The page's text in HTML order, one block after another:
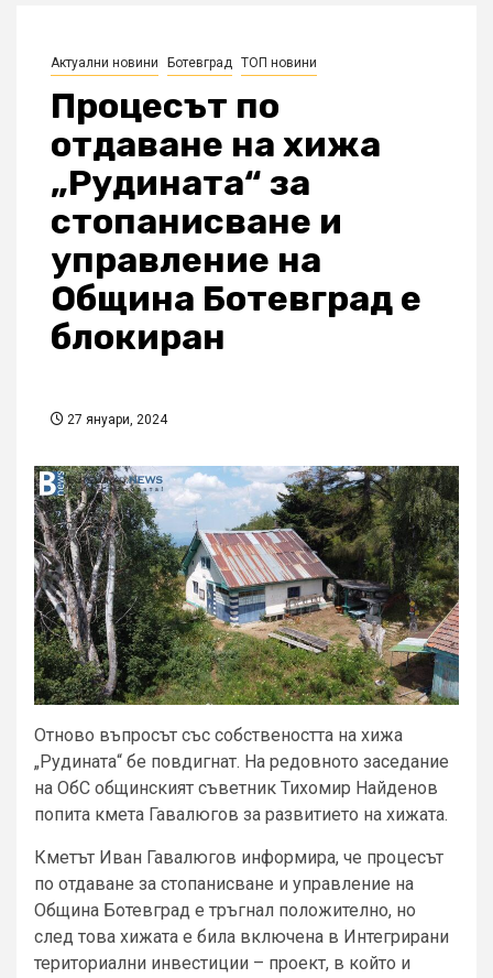
Актуални новини Ботевград ТОП новини
Процесът по
отдаване на хижа
„Рудината“ за
стопанисване и
управление на
Община Ботевград е
блокиран
27 януари, 2024
Отново въпросът със собствеността на хижа
„Рудината“ бе повдигнат. На редовното заседание
на ОбС общинският съветник Тихомир Найденов
попита кмета Гавалюгов за развитието на хижата.
Кметът Иван Гавалюгов информира, че процесът
по отдаване за стопанисване и управление на
Община Ботевград е тръгнал положително, но
след това хижата е била включена в Интегрирани
териториални инвестиции – проект, в който и